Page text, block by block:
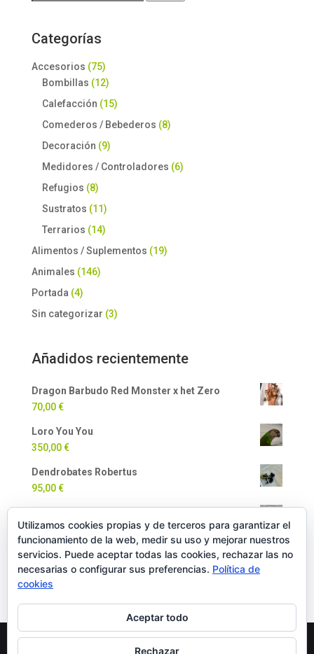
Categorías
Accesorios (75)
Bombillas (12)
Calefacción (15)
Comederos / Bebederos (8)
Decoración (9)
Medidores / Controladores (6)
Refugios (8)
Sustratos (11)
Terrarios (14)
Alimentos / Suplementos (19)
Animales (146)
Portada (4)
Sin categorizar (3)
Añadidos recientemente
Dragon Barbudo Red Monster x het Zero
70,00€
Loro You You
350,00€
Dendrobates Robertus
95,00€
90,00€
Milpiés Gigante
35,00€
Utilizamos cookies propias y de terceros para garantizar el
funcionamiento de la web, medir su uso y mejorar nuestros
servicios. Puede aceptar todas las cookies, rechazar las no
necesarias o configurar sus preferencias. Política de
cookies
Aceptar todo
Rechazar